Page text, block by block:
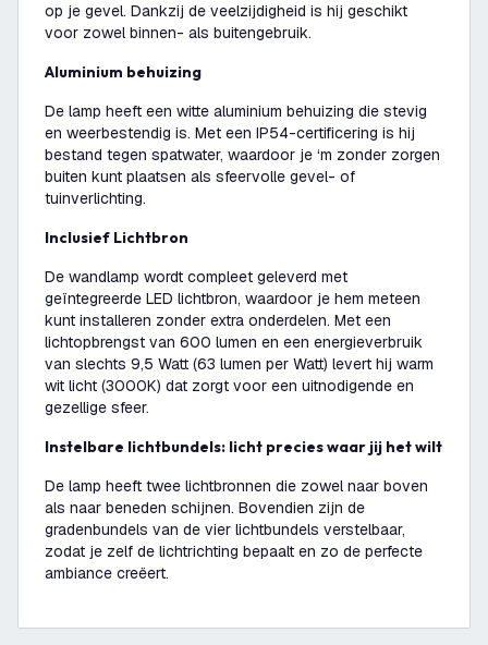
op je gevel. Dankzij de veelzijdigheid is hij geschikt
voor zowel binnen- als buitengebruik.
Aluminium behuizing
De lamp heeft een witte aluminium behuizing die stevig
en weerbestendig is. Met een IP54-certificering is hij
bestand tegen spatwater, waardoor je ‘m zonder zorgen
buiten kunt plaatsen als sfeervolle gevel- of
tuinverlichting.
Inclusief Lichtbron
De wandlamp wordt compleet geleverd met
geïntegreerde LED lichtbron, waardoor je hem meteen
kunt installeren zonder extra onderdelen. Met een
lichtopbrengst van 600 lumen en een energieverbruik
van slechts 9,5 Watt (63 lumen per Watt) levert hij warm
wit licht (3000K) dat zorgt voor een uitnodigende en
gezellige sfeer.
Instelbare lichtbundels: licht precies waar jij het wilt
De lamp heeft twee lichtbronnen die zowel naar boven
als naar beneden schijnen. Bovendien zijn de
gradenbundels van de vier lichtbundels verstelbaar,
zodat je zelf de lichtrichting bepaalt en zo de perfecte
ambiance creëert.